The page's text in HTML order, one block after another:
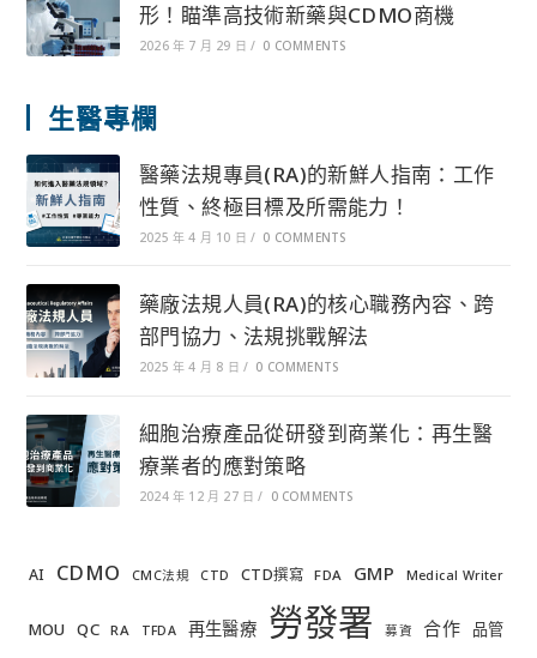
形！瞄準高技術新藥與CDMO商機
2026 年 7 月 29 日 / 0 COMMENTS
生醫專欄
醫藥法規專員(RA)的新鮮人指南：工作
性質、終極目標及所需能力！
2025 年 4 月 10 日 / 0 COMMENTS
藥廠法規人員(RA)的核心職務內容、跨
部門協力、法規挑戰解法
2025 年 4 月 8 日 / 0 COMMENTS
細胞治療產品從研發到商業化：再生醫
療業者的應對策略
2024 年 12 月 27 日 / 0 COMMENTS
AI CDMO CMC法規 CTD CTD撰寫 FDA GMP Medical Writer
MOU QC RA TFDA 再生醫療 勞發署 募資 合作 品管